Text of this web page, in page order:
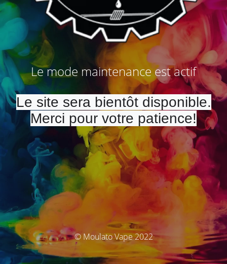
Le mode maintenance est actif
Le site sera bientôt disponible.
Merci pour votre patience!
© Moulato Vape 2022